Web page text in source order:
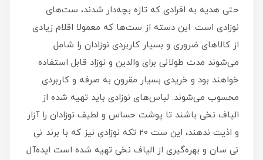
حتی هدیه به افرادی که تازه بچه‌دار شدند، ست‌های
نوزادی است. این دسته از ست‌ها که معمولا اقلام زیادی
از کالاهای ضروری و بسیار کاربردی نوزادان را شامل
می‌شوند مدت طولانی برای والدین و نوزاد قابل استفاده
خواهند بود و خریدی بسیار مقرون به صرفه و کاربردی
محسوب می‌شوند. لباس‌های نوزادی باید تهیه شده از
الیاف نخی باشند تا پوشت حساس و لطیف نوزادان را آزار
و اذیت ندهند، این ست 20 تکه نوزادی نیز که با برند نی
نی سان و بهره‌گیری از الیاف نخی تهیه شده است ایده‌آل